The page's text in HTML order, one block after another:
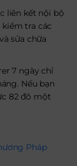
liên kết nội bộ
tra các
sửa chữa
7 ngày chỉ
Nếu bạn
82 đô một
Pháp